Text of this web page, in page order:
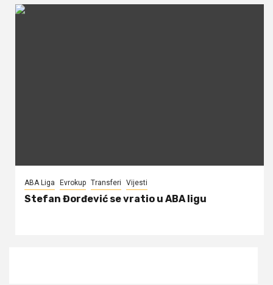
ABA Liga Evrokup Transferi Vijesti
Stefan Đorđević se vratio u ABA ligu